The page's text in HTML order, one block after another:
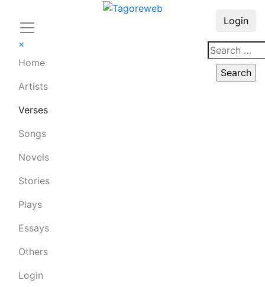
×
Home
Artists
Verses
Songs
Novels
Stories
Plays
Essays
Others
Login
Login